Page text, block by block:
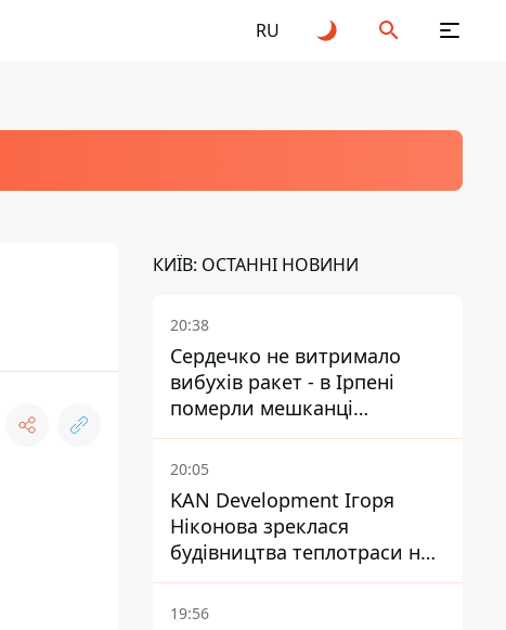
RU
КИЇВ: ОСТАННІ НОВИНИ
20:38
Сердечко не витримало
вибухів ракет - в Ірпені
померли мешканці
притулку для собак з
інвалідністю
20:05
KAN Development Ігоря
Ніконова зреклася
будівництва теплотраси на
Теремках
19:56